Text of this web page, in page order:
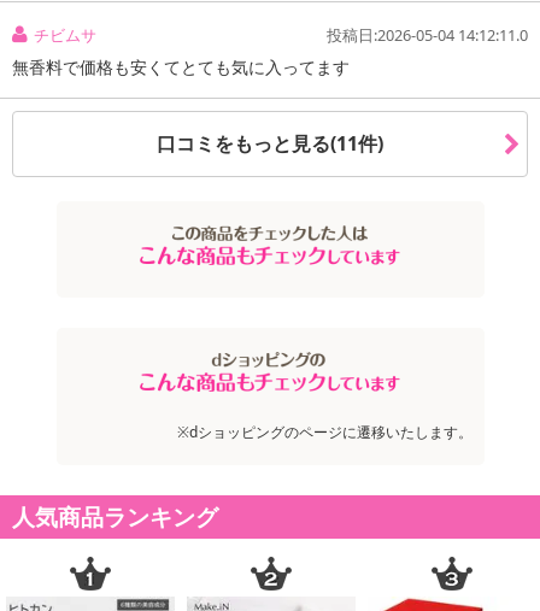
・原産国（最終加工地）：日本
チル、酸化チタン、BG、（ジメチコン/ビニルジメチコン）クロス
ポリマー、メトキシケイヒ酸エチルヘキシル、酸化亜鉛、マイカ、
メチルシロキシエチルジメチコン、酸化鉄、ステアリン酸グリセリ
ル、カプリリルグリコール、1,2-ヘキサンジオール、水酸化AI、ヒ
ン、リンゴ果実培養細胞エキス、スクワラン、トコフェロール、キ
サンタンガム、ヒアルロン酸Na、テトラヘキシルデカン酸アスコル
イルペンタペプチド-4、ポリソルベート20、アセチルヘキサペプチ
水、ダマスクバラ花水、フェノキシエタノール、香料
・使用方法：中フタを開け、付属のパフでファンデーションを軽く2
－3回押してご使用ください。伸ばさずにポンポンとタッピングしな
がらご使用ください。
チビムサ 投稿日:2026-05-04 14:12:11.0
無香料で価格も安くてとても気に入ってます
口コミをもっと見る(11件)
※dショッピングのページに遷移いたします。
人気商品ランキング